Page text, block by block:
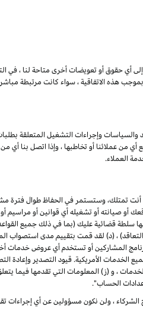
إلى أي حقوق أو تعويضات أخرى متاحة لنا ، في
هذه الاتفاقية ، سواء كانت مرتبطة مباشرة
وإجراءات التشغيل المتعلقة
عملائنا أو تخاطبها ، وإذا اتصل بنا أي
العملاء.
تمتلك، وستستمر في الحفاظ طوال فترة
أو صيانته أو تشغيله أي قوانين أو مراسيم أو
سلطة قضائية عليك (بما في ذلك جميع
، (د) لقد قمت بتقييم مدى استصواب
المشاركين أو تستخدم أي عروض خدمات
الأمريكية. قيود التصدير وإعادة
، و (ز) المعلومات التي تقدمها فيما
الحساب".
، ولن نكون مسؤولين عن أي إجراءات